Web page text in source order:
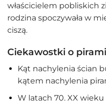
właścicielem pobliskich
rodzina spoczywała w
ciszą.
Ciekawostki o
Kąt nachylenia ścian
kątem nachylenia
W latach 70. XX